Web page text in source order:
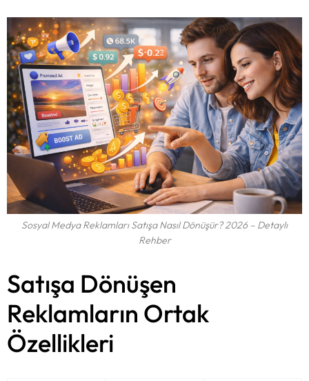
Sosyal Medya Reklamları Satışa Nasıl Dönüşür? 2026 – Detaylı
Rehber
Satışa Dönüşen
Reklamların Ortak
Özellikleri